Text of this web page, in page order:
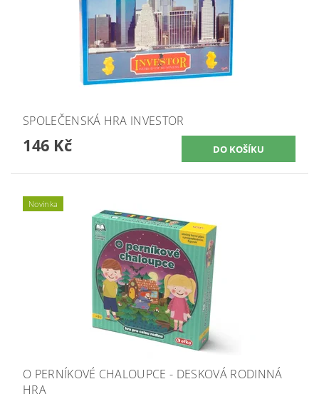
SPOLEČENSKÁ HRA INVESTOR
146 Kč
Novinka
O PERNÍKOVÉ CHALOUPCE - DESKOVÁ RODINNÁ
HRA